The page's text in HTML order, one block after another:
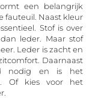
een belangrijk
fauteuil. Naast kleur
Stof is over
leder. Maar stof
Leder is zacht en
Daarnaast
nodig en is het
Of kies voor het